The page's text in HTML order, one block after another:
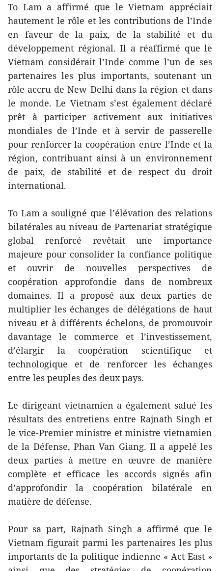
To Lam a affirmé que le Vietnam appréciait
hautement le rôle et les contributions de l’Inde
en faveur de la paix, de la stabilité et du
développement régional. Il a réaffirmé que le
Vietnam considérait l’Inde comme l’un de ses
partenaires les plus importants, soutenant un
rôle accru de New Delhi dans la région et dans
le monde. Le Vietnam s’est également déclaré
prêt à participer activement aux initiatives
mondiales de l’Inde et à servir de passerelle
pour renforcer la coopération entre l’Inde et la
région, contribuant ainsi à un environnement
de paix, de stabilité et de respect du droit
international.
To Lam a souligné que l’élévation des relations
bilatérales au niveau de Partenariat stratégique
global renforcé revêtait une importance
majeure pour consolider la confiance politique
et ouvrir de nouvelles perspectives de
coopération approfondie dans de nombreux
domaines. Il a proposé aux deux parties de
multiplier les échanges de délégations de haut
niveau et à différents échelons, de promouvoir
davantage le commerce et l’investissement,
d’élargir la coopération scientifique et
technologique et de renforcer les échanges
entre les peuples des deux pays.
Le dirigeant vietnamien a également salué les
résultats des entretiens entre Rajnath Singh et
le vice-Premier ministre et ministre vietnamien
de la Défense, Phan Van Giang. Il a appelé les
deux parties à mettre en œuvre de manière
complète et efficace les accords signés afin
d’approfondir la coopération bilatérale en
matière de défense.
Pour sa part, Rajnath Singh a affirmé que le
Vietnam figurait parmi les partenaires les plus
importants de la politique indienne « Act East »